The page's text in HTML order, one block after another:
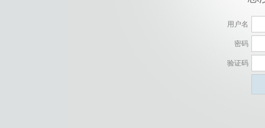
用户名
密码
验证码